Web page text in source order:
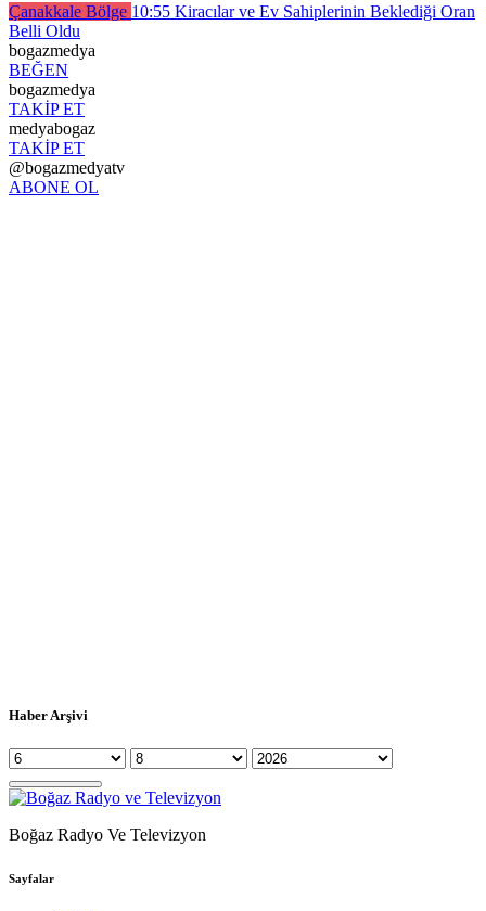
Çanakkale Bölge 10:55 Kiracılar ve Ev Sahiplerinin Beklediği Oran
Belli Oldu
bogazmedya
BEĞEN
bogazmedya
TAKİP ET
medyabogaz
TAKİP ET
@bogazmedyatv
ABONE OL
Haber Arşivi
Boğaz Radyo Ve Televizyon
Sayfalar